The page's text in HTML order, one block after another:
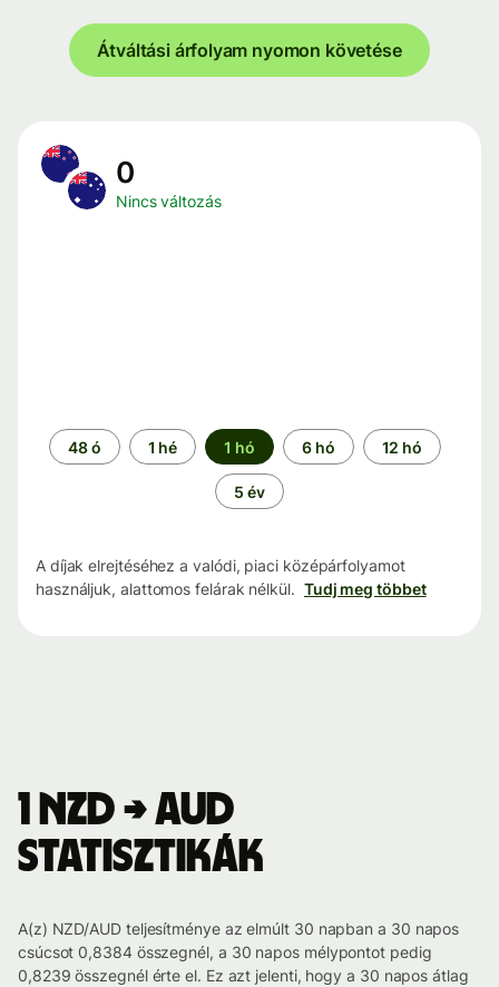
Átváltási árfolyam nyomon követése
0
Nincs változás
Időszak
48 ó 1 hé 1 hó 6 hó 12 hó
5 év
A díjak elrejtéséhez a valódi, piaci középárfolyamot
használjuk, alattomos felárak nélkül. Tudj meg többet
1 NZD → AUD
statisztikák
A(z) NZD/AUD teljesítménye az elmúlt 30 napban a 30 napos
csúcsot 0,8384 összegnél, a 30 napos mélypontot pedig
0,8239 összegnél érte el. Ez azt jelenti, hogy a 30 napos átlag